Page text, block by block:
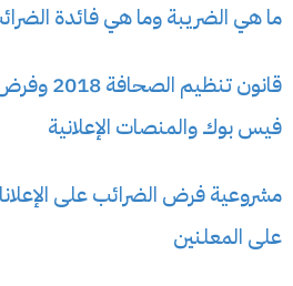
ما هي الضريبة وما هي فائدة
قانون
فيس بوك والمنصات الإعلانية
مشروعية فرض الضرائب على
على المعلنين